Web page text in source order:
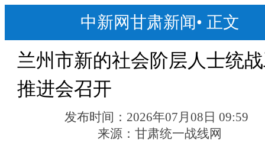
中新网甘肃新闻• 正文
兰州市新的社会阶层人士统
推进会召开
发布时间： 2026年07月08日 09:59
来源： 甘肃统一战线网